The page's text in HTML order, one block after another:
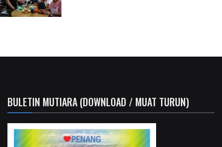
BULETIN MUTIARA (DOWNLOAD / MUAT TURUN)